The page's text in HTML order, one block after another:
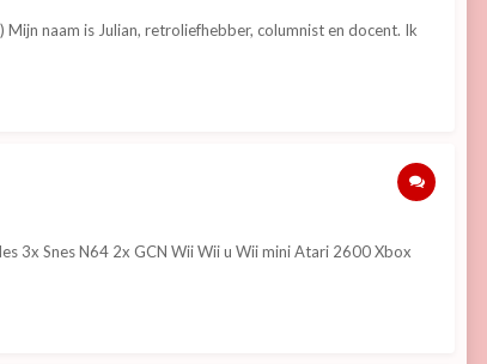
naam is Julian, retroliefhebber, columnist en docent. Ik
3x Snes N64 2x GCN Wii Wii u Wii mini Atari 2600 Xbox